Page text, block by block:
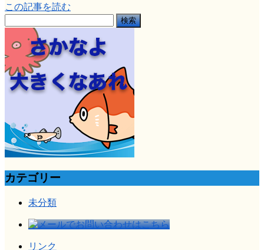
この記事を読む
索:
カテゴリー
未分類
リンク